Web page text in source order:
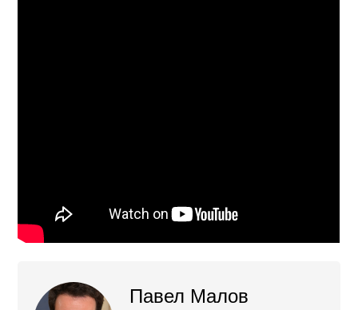
Павел Малов